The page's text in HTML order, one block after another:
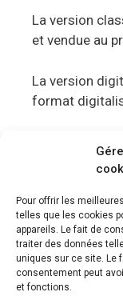
Pour offrir les
telles que les cookies
appareils. Le fait de
traiter des données
uniques sur ce site. Le
consentement peut
et fonctions.
La version
et vendue au
La version
format
innové avec
Cette manette
Un micro